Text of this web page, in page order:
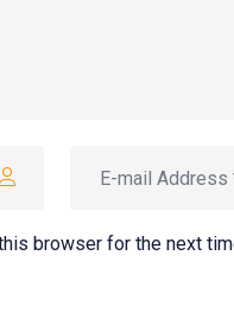
browser for the next